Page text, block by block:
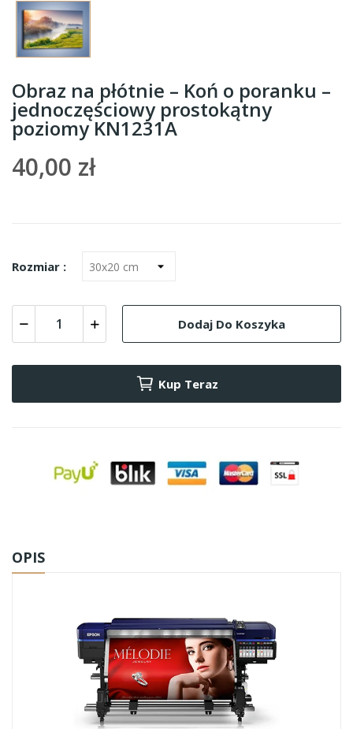
Obraz na płótnie – Koń o poranku –
jednoczęściowy prostokątny
poziomy KN1231A
40,00 zł
Rozmiar :
Dodaj Do Koszyka
Kup Teraz
OPIS